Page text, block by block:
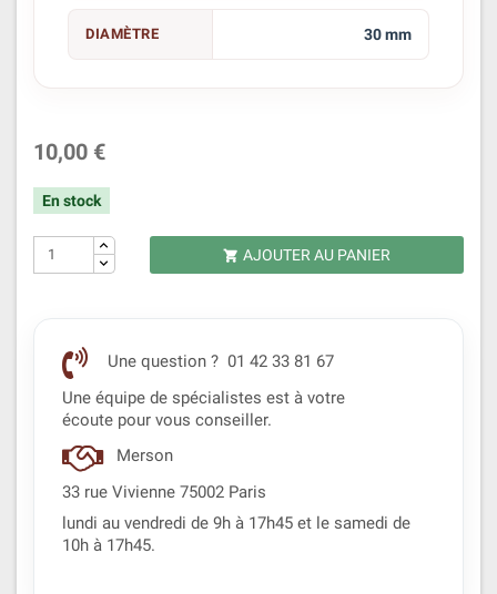
DIAMÈTRE 30 mm
10,00 €
En stock
 AJOUTER AU PANIER
Une question ? 01 42 33 81 67
Une équipe de spécialistes est à votre
écoute pour vous conseiller.
Merson
33 rue Vivienne 75002 Paris
lundi au vendredi de 9h à 17h45 et le samedi de
10h à 17h45.